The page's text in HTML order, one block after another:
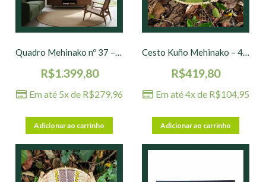
Quadro Mehinako nº 37 – 70 x 50 cm
R$1.399,80
Em até 5x de R$279,96
Adicionar ao carrinho
Cesto Kuño Mehinako – 46 x 40 x 13 cm
R$419,80
Em até 4x de R$104,95
Adicionar ao carrinho